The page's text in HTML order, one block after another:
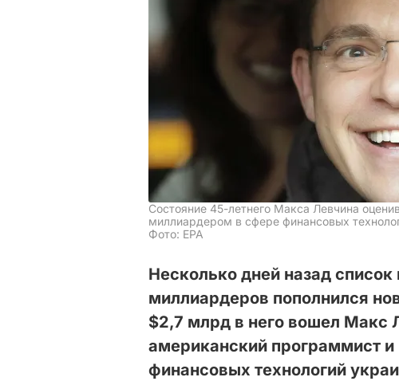
Состояние 45-летнего Макса Левчина
миллиардером в сфере финансовых
Фото: ЕРА
Несколько дней назад
миллиардеров пополнился
$2,7 млрд в него вошел Макс
американский программист и
финансовых технологий